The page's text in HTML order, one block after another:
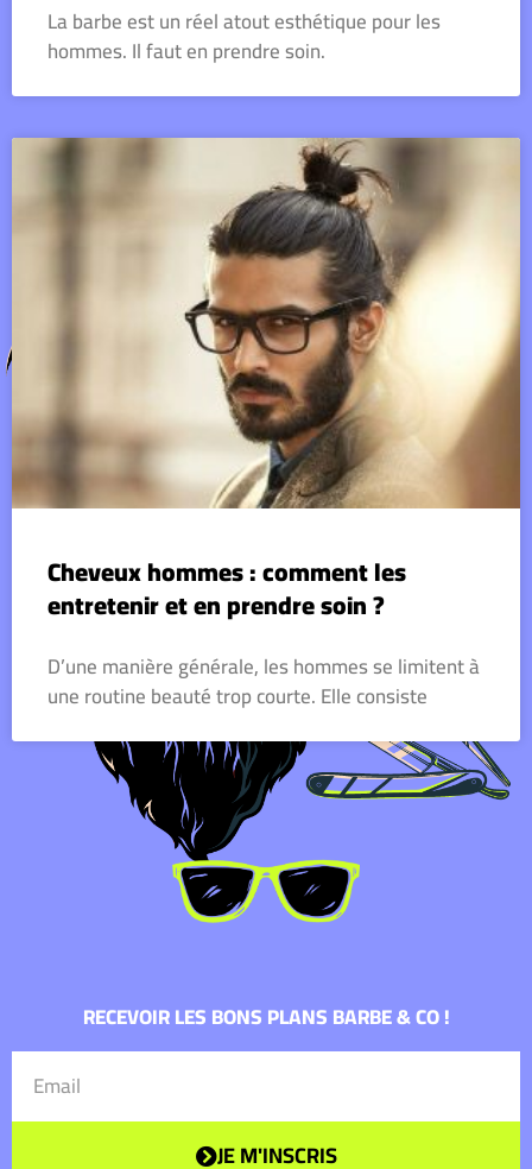
La barbe est un réel atout esthétique pour les
hommes. Il faut en prendre soin.
Cheveux hommes : comment les
entretenir et en prendre soin ?
D’une manière générale, les hommes se limitent à
une routine beauté trop courte. Elle consiste
RECEVOIR LES BONS PLANS BARBE & CO !
JE M'INSCRIS